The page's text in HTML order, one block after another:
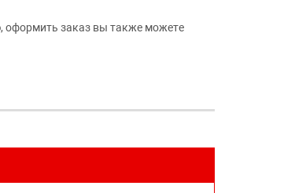
заказ вы также можете